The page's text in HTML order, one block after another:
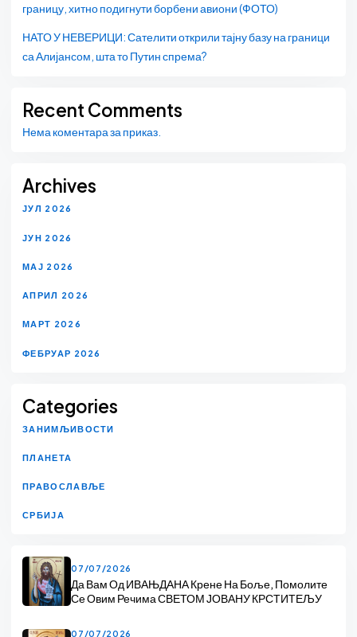
границу, хитно подигнути борбени авиони (ФОТО)
НАТО У НЕВЕРИЦИ: Сателити открили тајну базу на граници
са Алијансом, шта то Путин спрема?
Recent Comments
Нема коментара за приказ.
Archives
ЈУЛ 2026
ЈУН 2026
МАЈ 2026
АПРИЛ 2026
МАРТ 2026
ФЕБРУАР 2026
Categories
ЗАНИМЉИВОСТИ
ПЛАНЕТА
ПРАВОСЛАВЉЕ
СРБИЈА
07/07/2026
Да Вам Од ИВАЊДАНА Крене На Боље, Помолите
Се Овим Речима СВЕТОМ ЈОВАНУ КРСТИТЕЉУ
07/07/2026